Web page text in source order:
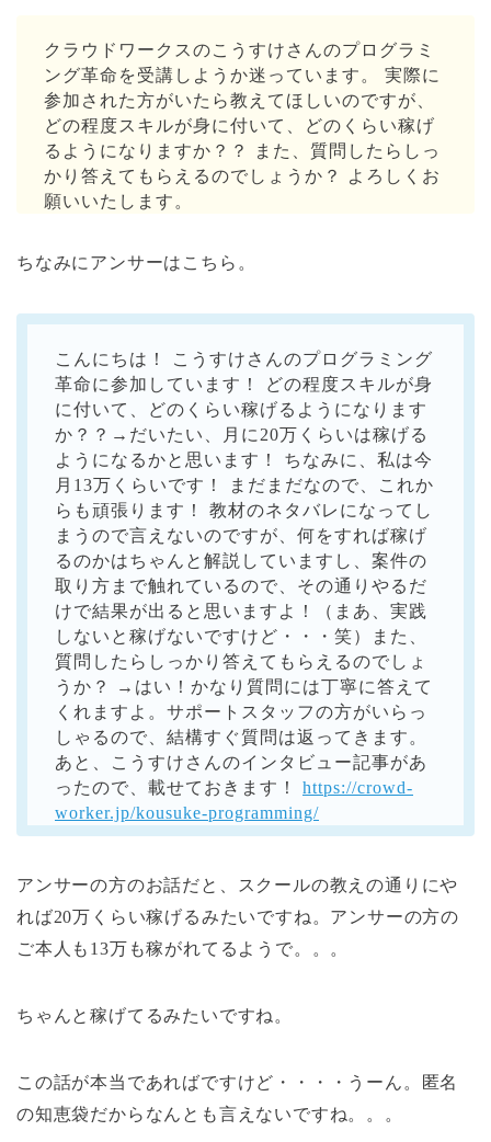
クラウドワークスのこうすけさんのプログラミ
ング革命を受講しようか迷っています。 実際に
参加された方がいたら教えてほしいのですが、
どの程度スキルが身に付いて、どのくらい稼げ
るようになりますか？？ また、質問したらしっ
かり答えてもらえるのでしょうか？ よろしくお
願いいたします。
ちなみにアンサーはこちら。
こんにちは！ こうすけさんのプログラミング
革命に参加しています！ どの程度スキルが身
に付いて、どのくらい稼げるようになります
か？？→だいたい、月に20万くらいは稼げる
ようになるかと思います！ ちなみに、私は今
月13万くらいです！ まだまだなので、これか
らも頑張ります！ 教材のネタバレになってし
まうので言えないのですが、何をすれば稼げ
るのかはちゃんと解説していますし、案件の
取り方まで触れているので、その通りやるだ
けで結果が出ると思いますよ！（まあ、実践
しないと稼げないですけど・・・笑）また、
質問したらしっかり答えてもらえるのでしょ
うか？ →はい！かなり質問には丁寧に答えて
くれますよ。サポートスタッフの方がいらっ
しゃるので、結構すぐ質問は返ってきます。
あと、こうすけさんのインタビュー記事があ
ったので、載せておきます！ https://crowd-
worker.jp/kousuke-programming/
アンサーの方のお話だと、スクールの教えの通りにや
れば20万くらい稼げるみたいですね。アンサーの方の
ご本人も13万も稼がれてるようで。。。
ちゃんと稼げてるみたいですね。
この話が本当であればですけど・・・・うーん。匿名
の知恵袋だからなんとも言えないですね。。。